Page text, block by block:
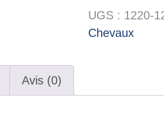
UGS : 1220-
Chevaux
Avis (0)